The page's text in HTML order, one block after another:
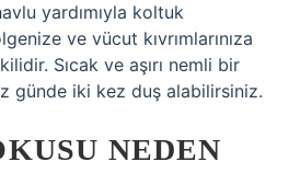
yardımıyla koltuk
ve vücut kıvrımlarınıza
Sıcak ve aşırı nemli bir
günde iki kez duş alabilirsiniz.
NEDEN